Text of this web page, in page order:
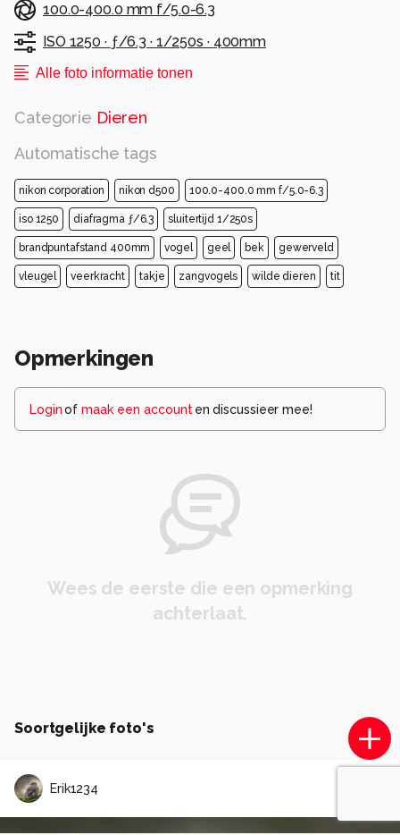
100.0-400.0 mm f/5.0-6.3
ISO 1250 · ƒ/6.3 · 1/250s · 400mm
Alle foto informatie tonen
Categorie Dieren
Automatische tags
nikon corporation nikon d500 100.0-400.0 mm f/5.0-6.3
iso 1250 diafragma ƒ/6.3 sluitertijd 1/250s
brandpuntafstand 400mm vogel geel bek gewerveld
vleugel veerkracht takje zangvogels wilde dieren tit
Opmerkingen
Loginof maak een account en discussieer mee!
Wees de eerste die een opmerking
achterlaat.
Soortgelijke foto's
Erik1234